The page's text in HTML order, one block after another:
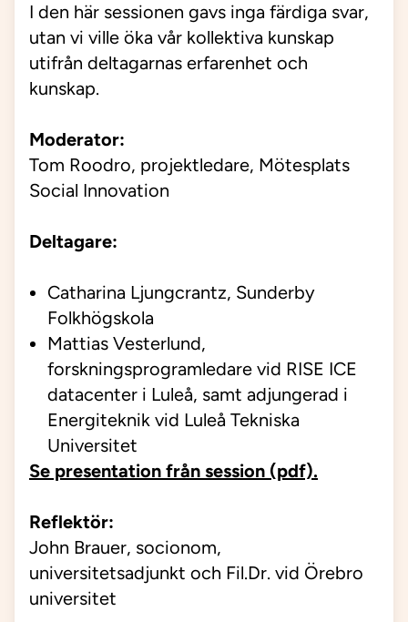
I den här sessionen gavs inga färdiga svar,
utan vi ville öka vår kollektiva kunskap
utifrån deltagarnas erfarenhet och
kunskap.
Moderator:
Tom Roodro, projektledare, Mötesplats
Social Innovation
Deltagare:
Catharina Ljungcrantz, Sunderby
Folkhögskola
Mattias Vesterlund,
forskningsprogramledare vid RISE ICE
datacenter i Luleå, samt adjungerad i
Energiteknik vid Luleå Tekniska
Universitet
Se presentation från session (pdf).
Reflektör:
John Brauer, socionom,
universitetsadjunkt och Fil.Dr. vid Örebro
universitet